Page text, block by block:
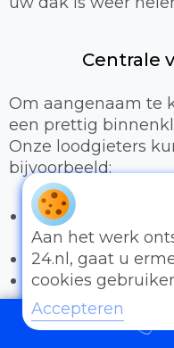
Centrale
Om aangenaam te
een prettig
Onze loodgieters
bijvoorbeeld:
Het uitbreiden of
een cv-installatie
Vervangen van
Vloerverwarming
Aan het werk
24.nl, gaat u
cookies
Accepteren